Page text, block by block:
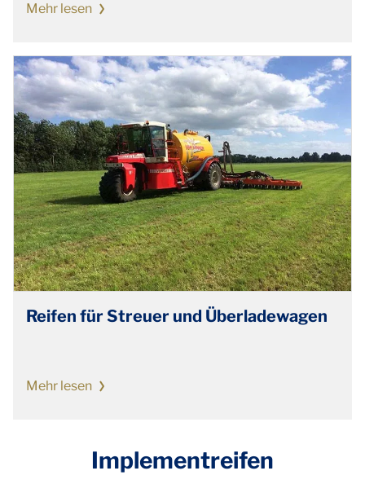
Mehr lesen
Reifen für Streuer und Überladewagen
Mehr lesen
Implementreifen